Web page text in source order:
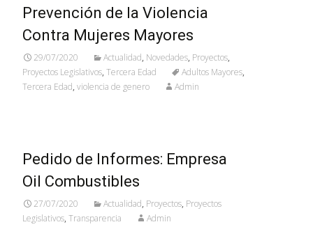
Prevención de la Violencia
Contra Mujeres Mayores
29/07/2020 Actualidad, Novedades, Proyectos,
Proyectos Legislativos, Tercera Edad Adultos Mayores,
Tercera Edad, violencia de genero Admin
Pedido de Informes: Empresa
Oil Combustibles
27/07/2020 Actualidad, Proyectos, Proyectos
Legislativos, Transparencia Admin